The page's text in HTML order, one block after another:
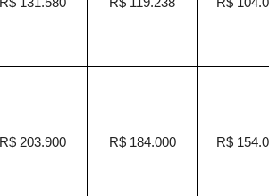
R$ 203.900 R$ 184.000 R$